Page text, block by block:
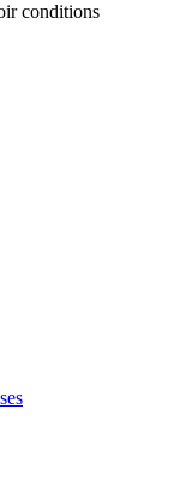
conditions